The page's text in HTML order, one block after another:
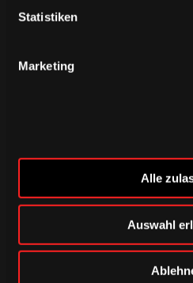
Statistiken
Marketing
Alle
Auswahl
DONNERSTAG, 06. AUGUST
Verbunden auf
Auswärtstrikot